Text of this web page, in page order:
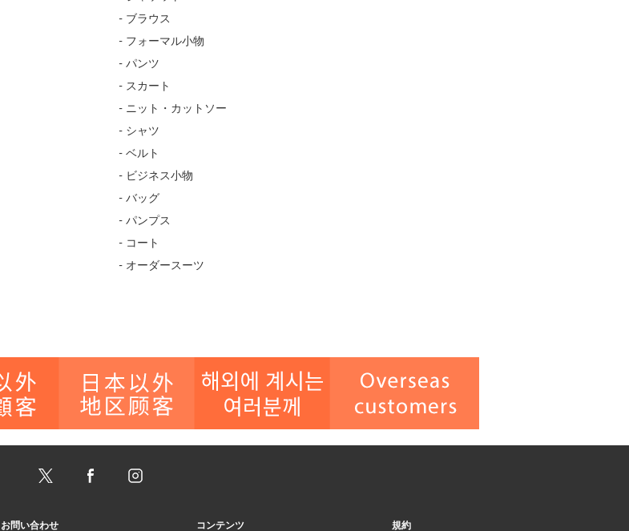
- ブラウス
- フォーマル小物
- パンツ
- スカート
- ニット・カットソー
- シャツ
- ベルト
- ビジネス小物
- バッグ
- パンプス
- コート
- オーダースーツ
お問い合わせ コンテンツ 規約